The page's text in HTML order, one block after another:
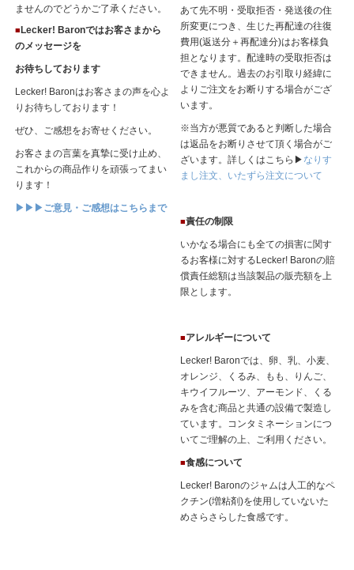
ませんのでどうかご了承ください。
■ Lecker! Baronではお客さまから
のメッセージを
お待ちしております
Lecker! Baronはお客さまの声を心よ
りお待ちしております！
ぜひ、ご感想をお寄せください。
お客さまの言葉を真摯に受け止め、
これからの商品作りを頑張ってまい
ります！
▶▶▶ご意見・ご感想はこちらまで
あて先不明・受取拒否・発送後の住
所変更につき、生じた再配達の往復
費用(返送分＋再配達分)はお客様負
担となります。配達時の受取拒否は
できません。過去のお引取り経緯に
よりご注文をお断りする場合がござ
います。
※当方が悪質であると判断した場合
は返品をお断りさせて頂く場合がご
ざいます。詳しくはこちら▶ なりす
まし注文、いたずら注文について
■責任の制限
いかなる場合にも全ての損害に関す
るお客様に対するLecker! Baronの賠
償責任総額は当該製品の販売額を上
限とします。
■アレルギーについて
Lecker! Baronでは、卵、乳、小麦、
オレンジ、くるみ、もも、りんご、
キウイフルーツ、アーモンド、くる
みを含む商品と共通の設備で製造し
ています。コンタミネーションにつ
いてご理解の上、ご利用ください。
■食感について
Lecker! Baronのジャムは人工的なペ
クチン(増粘剤)を使用していないた
めさらさらした食感です。